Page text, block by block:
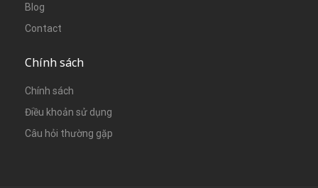
Blog
Contact
Chính sách
Chính sách
Điều khoản sử dụng
Câu hỏi thường gặp